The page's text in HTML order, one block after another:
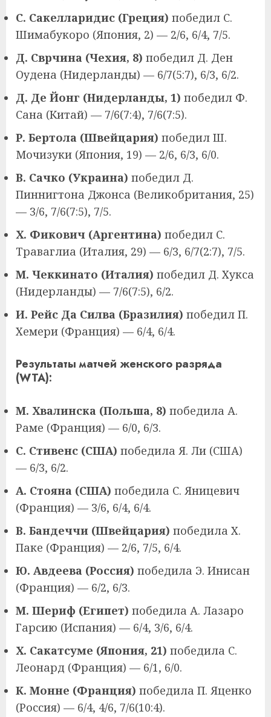
С. Сакелларидис (Греция) победил С.
Шимабукоро (Япония, 2) — 2/6, 6/4, 7/5.
Д. Сврчина (Чехия, 8) победил Д. Ден
Оудена (Нидерланды) — 6/7(5:7), 6/3, 6/2.
Д. Де Йонг (Нидерланды, 1) победил Ф.
Сана (Китай) — 7/6(7:4), 7/6(7:5).
Р. Бертола (Швейцария) победил Ш.
Мочизуки (Япония, 19) — 2/6, 6/3, 6/0.
В. Сачко (Украина) победил Д.
Пиннигтона Джонса (Великобритания, 25)
— 3/6, 7/6(7:5), 7/5.
Х. Фикович (Аргентина) победил С.
Траваглиа (Италия, 29) — 6/3, 6/7(2:7), 7/5.
М. Чеккинато (Италия) победил Д. Хукса
(Нидерланды) — 7/6(7:5), 6/2.
И. Рейс Да Силва (Бразилия) победил П.
Хемери (Франция) — 6/4, 6/4.
Результаты матчей женского разряда
(WTA):
М. Хвалинска (Польша, 8) победила А.
Раме (Франция) — 6/0, 6/3.
С. Стивенс (США) победила Я. Ли (США)
— 6/3, 6/2.
А. Стояна (США) победила С. Яницевич
(Франция) — 3/6, 6/4, 6/4.
В. Бандеччи (Швейцария) победила Х.
Паке (Франция) — 2/6, 7/5, 6/4.
Ю. Авдеева (Россия) победила Э. Инисан
(Франция) — 6/2, 6/3.
М. Шериф (Египет) победила А. Лазаро
Гарсию (Испания) — 6/4, 3/6, 6/4.
Х. Сакатсуме (Япония, 21) победила С.
Леонард (Франция) — 6/1, 6/0.
К. Монне (Франция) победила П. Яценко
(Россия) — 6/4, 4/6, 7/6(10:4).